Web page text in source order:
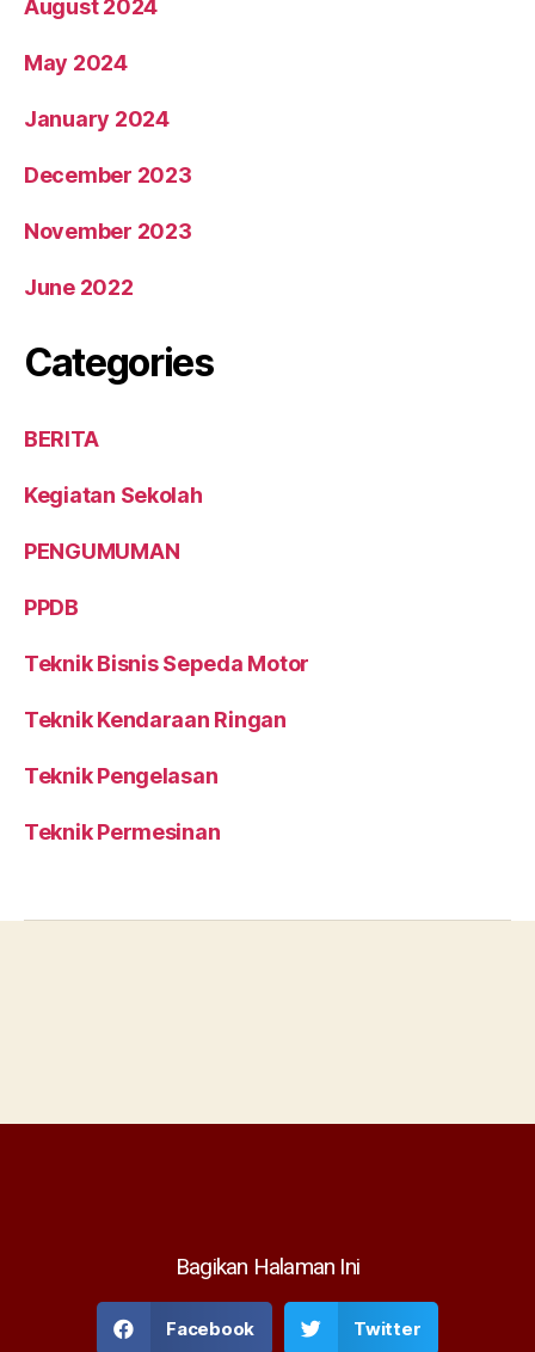
August 2024
May 2024
January 2024
December 2023
November 2023
June 2022
Categories
BERITA
Kegiatan Sekolah
PENGUMUMAN
PPDB
Teknik Bisnis Sepeda Motor
Teknik Kendaraan Ringan
Teknik Pengelasan
Teknik Permesinan
Bagikan Halaman Ini
Facebook Twitter